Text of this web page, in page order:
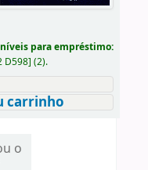
para empréstimo:
D598] (2).
carrinho
o